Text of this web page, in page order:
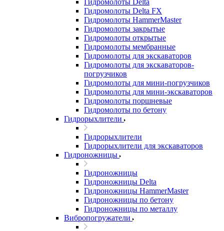
Гидромолоты Delta
Гидромолоты Delta FX
Гидромолоты HammerMaster
Гидромолоты закрытые
Гидромолоты открытые
Гидромолоты мембранные
Гидромолоты для экскаваторов
Гидромолоты для экскаваторов-
погрузчиков
Гидромолоты для мини-погрузчиков
Гидромолоты для мини-экскаваторов
Гидромолоты поршневые
Гидромолоты по бетону
Гидрорыхлители
Гидрорыхлители
Гидрорыхлители для экскаваторов
Гидроножницы
Гидроножницы
Гидроножницы Delta
Гидроножницы HammerMaster
Гидроножницы по бетону
Гидроножницы по металлу
Вибропогружатели